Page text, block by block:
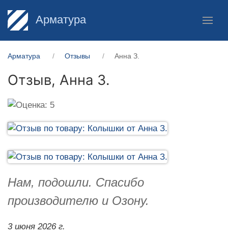
Арматура
Арматура Отзывы Анна З.
Отзыв, Анна З.
Нам, подошли. Спасибо
производителю и Озону.
3 июня 2026 г.